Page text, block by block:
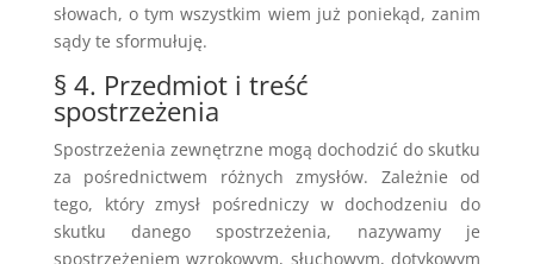
słowach, o tym wszystkim wiem już poniekąd, zanim
sądy te sformułuję.
§ 4. Przedmiot i treść
spostrzeżenia
Spostrzeżenia zewnętrzne mogą dochodzić do skutku
za pośrednictwem różnych zmysłów. Zależnie od
tego, który zmysł pośredniczy w dochodzeniu do
skutku danego spostrzeżenia, nazywamy je
spostrzeżeniem wzrokowym, słuchowym, dotykowym